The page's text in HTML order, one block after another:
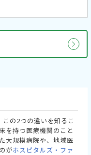
の2つの違いを知るこ
を持つ医療機関のこと
大規模病院や、地域医
がホスピタルズ・ファ